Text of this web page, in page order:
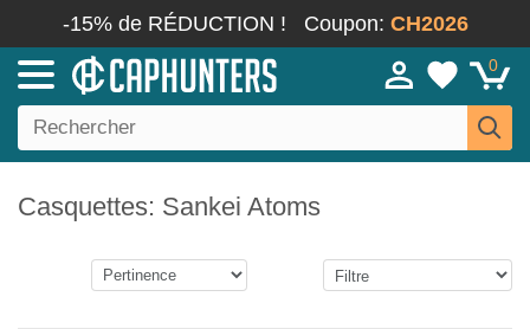
-15% de RÉDUCTION ! Coupon: CH2026
0
Casquettes: Sankei Atoms